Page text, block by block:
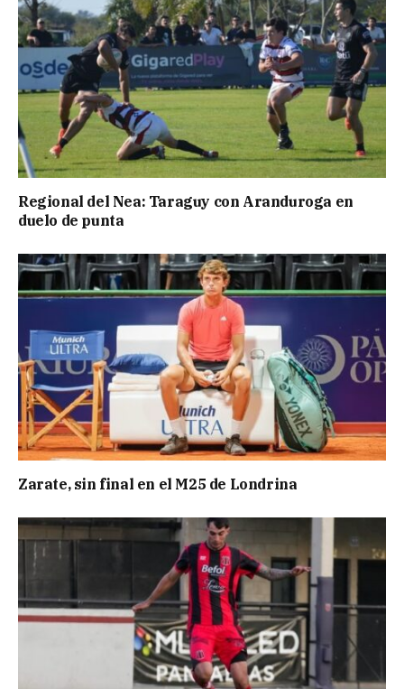
Regional del Nea: Taraguy con Aranduroga en
duelo de punta
Zarate, sin final en el M25 de Londrina